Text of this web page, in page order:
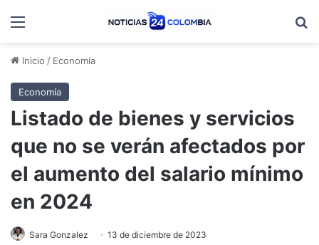
Menú
Inicio / Economía
Economía
Listado de bienes y servicios
que no se verán afectados por
el aumento del salario mínimo
en 2024
Sara Gonzalez 13 de diciembre de 2023